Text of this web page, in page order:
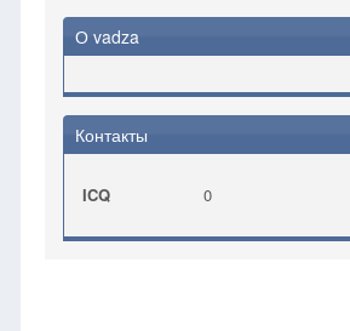
О vadza
Контакты
ICQ 0